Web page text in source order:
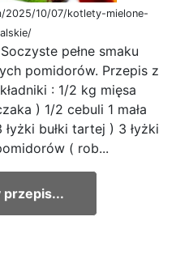
2025/10/07/kotlety-mielone-
pełne smaku
pomidorów. Przepis z
: 1/2 kg mięsa
) 1/2 cebuli 1 mała
bułki tartej ) 3 łyżki
( rob...
przepis...